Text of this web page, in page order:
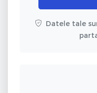
Datele tale